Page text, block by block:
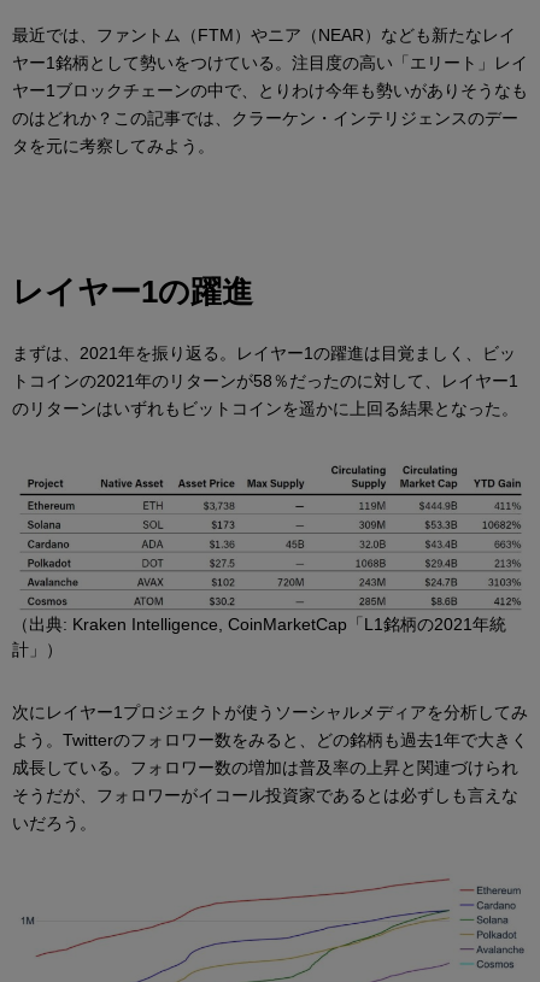
最近では、ファントム（FTM）やニア（NEAR）なども新たなレイ
ヤー1銘柄として勢いをつけている。注目度の高い「エリート」レイ
ヤー1ブロックチェーンの中で、とりわけ今年も勢いがありそうなも
のはどれか？この記事では、クラーケン・インテリジェンスのデー
タを元に考察してみよう。
レイヤー1の躍進
まずは、2021年を振り返る。レイヤー1の躍進は目覚ましく、ビッ
トコインの2021年のリターンが58％だったのに対して、レイヤー1
のリターンはいずれもビットコインを遥かに上回る結果となった。
（出典: Kraken Intelligence, CoinMarketCap「L1銘柄の2021年統
計」）
次にレイヤー1プロジェクトが使うソーシャルメディアを分析してみ
よう。Twitterのフォロワー数をみると、どの銘柄も過去1年で大きく
成長している。フォロワー数の増加は普及率の上昇と関連づけられ
そうだが、フォロワーがイコール投資家であるとは必ずしも言えな
いだろう。